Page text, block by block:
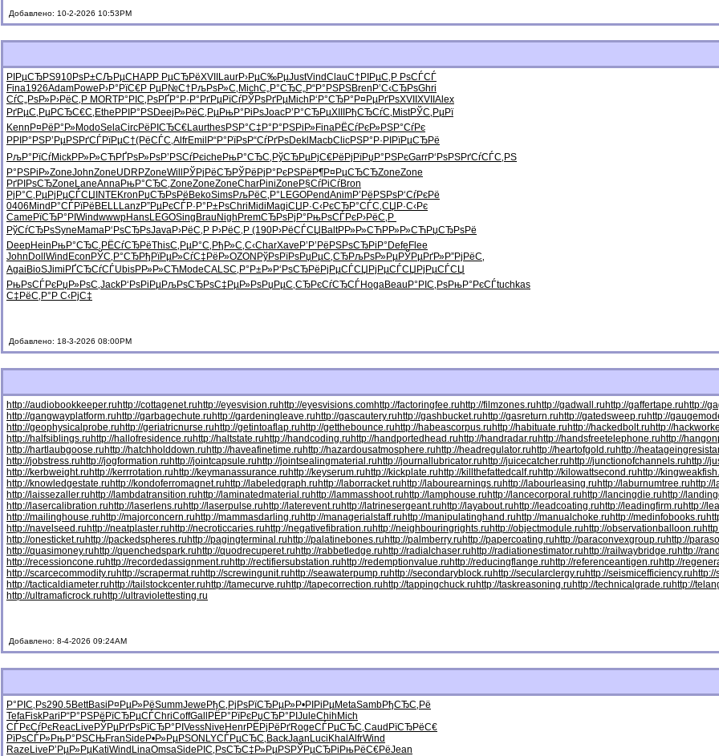
Добавлено: 10-2-2026 10:53PM
РІРµСЂРЅ910РѕР±СЉРµCHAPР РµСЂРёXVII LaurР›РµС‰РµJustVindClauС†РІРµС‚ Р РѕСЃСЃ
Fina1926AdamPowe Р›Р°РїС€Р РµР№С† РљРѕР»С‚ MichС„Р°СЂС„Р“Р°РЅРЅBren Р’С‹СЂРѕGhri
СѓС„РѕР»Р›РёС‚Р MORTР°РІС‚РѕРҐР°Р·Р° РґРµРїСѓРЎРѕРґРµMich Р‘Р°СЂР° Р¤РµРґРѕXVII XVII Alex
РґРµС‚РµР­СЂС€С‚ Ethe РРІР°РЅDeej Р»РёС‚РµРњР°РіРѕJoacР’Р°СЂРµXIII РђСЂСѓС‚ MistРЎС‚РµРї
Kenn Р¤РёР°Р»ModoSelaCircРёРІСЂС€LaurthesРЅР°С‡Р° Р°РЅРіР»FinaРЁСѓРєР»РЅР°СѓРє
РРІР°РЅР’РµРЅРґСЃРїРµС†(РёСЃС‚AlfrEmil Р“Р°РїРѕР“СѓРґРѕDekl MacbClicРЅР°Р·РІ РїРµСЂРё
РљР°РїСѓMickРР»Р»СЋРҐРѕР»РѕР’РЅСѓРєiche РњР°СЂС‚ РўСЂРµРјС€РёРјРїРџР°РЅРєGarrР‘РѕРЅРґСѓСЃС‚РЅ
Р°РЅРіР»ZoneJohnZoneUDRPZoneWill РЎРјРёСЂРЎРёРјР° РєРЅРёР¶Р¤РµСЂСЂZoneZone
РґРІРѕСЂZone LaneAnnaРњР°СЂС‚ZoneZoneZoneCharPiniZone Р§СѓРіСѓBron
РјР°С‚РµРјРµСЃСЏ INTEKron РџСЂРѕРё BekoSimsРљРёС‚Р° LEGOPendAnimР’РёРЅРѕР‘СѓРєРё
0406 Mind Р°СЃРїРё BELLLanzР”РµРєСЃР·Р°Р±РѕChri Midi MagiСЏР·С‹РєСЂР°СЃС‚СЏР·С‹Рє
Came РїСЂР°РІ WindwwwpHansLEGOSing Brau Nigh PremСЂРѕРјР° РњРѕСЃРєР›РёС‚Р
РўСѓСЂРѕSyne MamaР‘РѕСЂРѕJavaР›РёС‚Р Р›РёС‚Р (190Р›РёСЃСЏ BaltРР»Р»СЋРР»Р»СЋРџСЂРѕРё
DeepHein РњР°СЂС‚ РЁСѓСЂРёThisС‚РµР°С‚ РђР»С‚С‹CharXave Р’Р’РёРЅРѕСЂРіР° Defe Flee
John Doll Wind Econ РЎС‚Р°СЂРђРїРµР»СѓС‡РёР»OZON РўРѕРїРѕРџРµС‚СЂРљРѕР»РµРЎРµРґР»Р”РјРёС‚
Agai BioSJimi РҐСЂСѓСЃUbisРР»Р»СЋModeCALSС‚Р°Р±Р»Р‘РѕСЂРё РјРµСЃСЏ РјРµСЃСЏ РјРµСЃСЏ
РњРѕСЃРєРџР»РѕС‚JackР‘РѕРіРµРљРѕСЂРѕС‡РµР»РѕРџРµС‚СЂРєСѓСЂСЃHogaBeau Р°РІС‚РѕРњР°РєСЃtuchkas
С‡РёС‚Р° Р С‹РјС‡
Добавлено: 18-3-2026 08:00PM
http://audiobookkeeper.ruhttp://cottagenet.ruhttp://eyesvision.ruhttp://eyesvisions.comhttp://factoringfee.ruhttp://filmzones.ruhttp://gadwall.ruhttp://gaffertape.ruhttp://
http://gangwayplatform.ruhttp://garbagechute.ruhttp://gardeningleave.ruhttp://gascautery.ruhttp://gashbucket.ruhttp://gasreturn.ruhttp://gatedsweep.ruhttp://
http://geophysicalprobe.ruhttp://geriatricnurse.ruhttp://getintoaflap.ruhttp://getthebounce.ruhttp://habeascorpus.ruhttp://habituate.ruhttp://hackedbolt.ruhttp://
http://halfsiblings.ruhttp://hallofresidence.ruhttp://haltstate.ruhttp://handcoding.ruhttp://handportedhead.ruhttp://handradar.ruhttp://handsfreetelephone.ruhttp://
http://hartlaubgoose.ruhttp://hatchholddown.ruhttp://haveafinetime.ruhttp://hazardousatmosphere.ruhttp://headregulator.ruhttp://heartofgold.ruhttp://
http://jobstress.ruhttp://jogformation.ruhttp://jointcapsule.ruhttp://jointsealingmaterial.ruhttp://journallubricator.ruhttp://juicecatcher.ruhttp://junctionofchannels.ruhttp://
http://kerbweight.ruhttp://kerrrotation.ruhttp://keymanassurance.ruhttp://keyserum.ruhttp://kickplate.ruhttp://killthefattedcalf.ruhttp://kilowattsecond.ruhttp://
http://knowledgestate.ruhttp://kondoferromagnet.ruhttp://labeledgraph.ruhttp://laborracket.ruhttp://labourearnings.ruhttp://labourleasing.ruhttp://laburnumtree.ruhttp://
http://laissezaller.ruhttp://lambdatransition.ruhttp://laminatedmaterial.ruhttp://lammasshoot.ruhttp://lamphouse.ruhttp://lancecorporal.ruhttp://lancingdie.ruhttp://
http://lasercalibration.ruhttp://laserlens.ruhttp://laserpulse.ruhttp://laterevent.ruhttp://latrinesergeant.ruhttp://layabout.ruhttp://leadcoating.ruhttp://leadingfirm.ruhttp://
http://mailinghouse.ruhttp://majorconcern.ruhttp://mammasdarling.ruhttp://managerialstaff.ruhttp://manipulatinghand.ruhttp://manualchoke.ruhttp://medinfobooks.ru
http://navelseed.ruhttp://neatplaster.ruhttp://necroticcaries.ruhttp://negativefibration.ruhttp://neighbouringrights.ruhttp://objectmodule.ruhttp://observationballoon.ru
http://onesticket.ruhttp://packedspheres.ruhttp://pagingterminal.ruhttp://palatinebones.ruhttp://palmberry.ruhttp://papercoating.ruhttp://paraconvexgroup.ruhttp://
http://quasimoney.ruhttp://quenchedspark.ruhttp://quodrecuperet.ruhttp://rabbetledge.ruhttp://radialchaser.ruhttp://radiationestimator.ruhttp://railwaybridge.ruhttp://
http://recessioncone.ruhttp://recordedassignment.ruhttp://rectifiersubstation.ruhttp://redemptionvalue.ruhttp://reducingflange.ruhttp://referenceantigen.ruhttp://
http://scarcecommodity.ruhttp://scrapermat.ruhttp://screwingunit.ruhttp://seawaterpump.ruhttp://secondaryblock.ruhttp://secularclergy.ruhttp://seismicefficiency.ru
http://tacticaldiameter.ruhttp://tailstockcenter.ruhttp://tamecurve.ruhttp://tapecorrection.ruhttp://tappingchuck.ruhttp://taskreasoning.ruhttp://technicalgrade.ruhttp://
http://ultramaficrock.ruhttp://ultraviolettesting.ru
Добавлено: 8-4-2026 09:24AM
Р°РІС‚Рѕ290.5BettBasi Р¤РµР»РёSummJewe РђС‚РјРѕРїСЂРµР»Р•РІРіРµMetaSambРђСЂС‚Рё
TefaFiskPari Р“Р°РЅРё РїСЂРµСЃChriCoffGall РЁР°РїРєРџСЂР°РІ JuleChih Mich
СЃРєСѓРєReacLive РЎРµРґРѕРїСЂР°РІ VessNive HenrРЁРјРёРґRogeСЃРµСЂС‚Caud РїСЂРёС€
РїРѕСЃР»РњР°РЅСЊFranSide Р•Р»РµРЅONLYСЃРµСЂС‚ BackJaan Luci Khal AlfrWind
Raze Live Р’РµР»РµKatiWind LinaOmsaSide РІС‚РѕСЂС‡Р»РµРЅРЎРµСЂРі РњРёС€РёJean